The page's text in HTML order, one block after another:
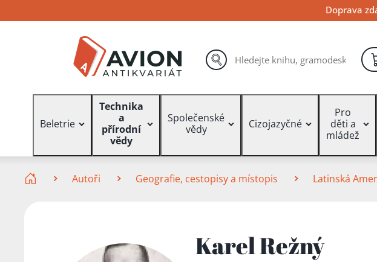
na
na
na
Doprava
Vyhledávání hledat
Beletrie
Technika
a
přírodní
vědy
Společenské
vědy
Cizojazyčné
Pro
děti a
mládež
Autoři Geografie, cestopisy a místopis Latinská
Karel Režný